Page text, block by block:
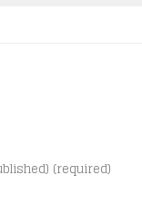
(required)